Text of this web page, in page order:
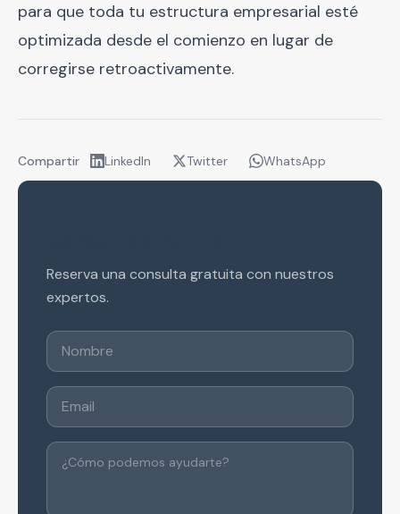
para que toda tu estructura empresarial esté
optimizada desde el comienzo en lugar de
corregirse retroactivamente.
Compartir LinkedIn Twitter WhatsApp
Reserva una consulta gratuita con nuestros
expertos.